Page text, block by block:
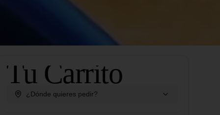
Tu Carrito
¿Dónde quieres pedir?